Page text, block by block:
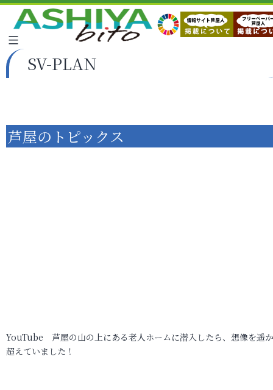
SV-PLAN
芦屋のトピックス
YouTube 芦屋の山の上にある老人ホームに潜入したら、想像を遥
超えていました！